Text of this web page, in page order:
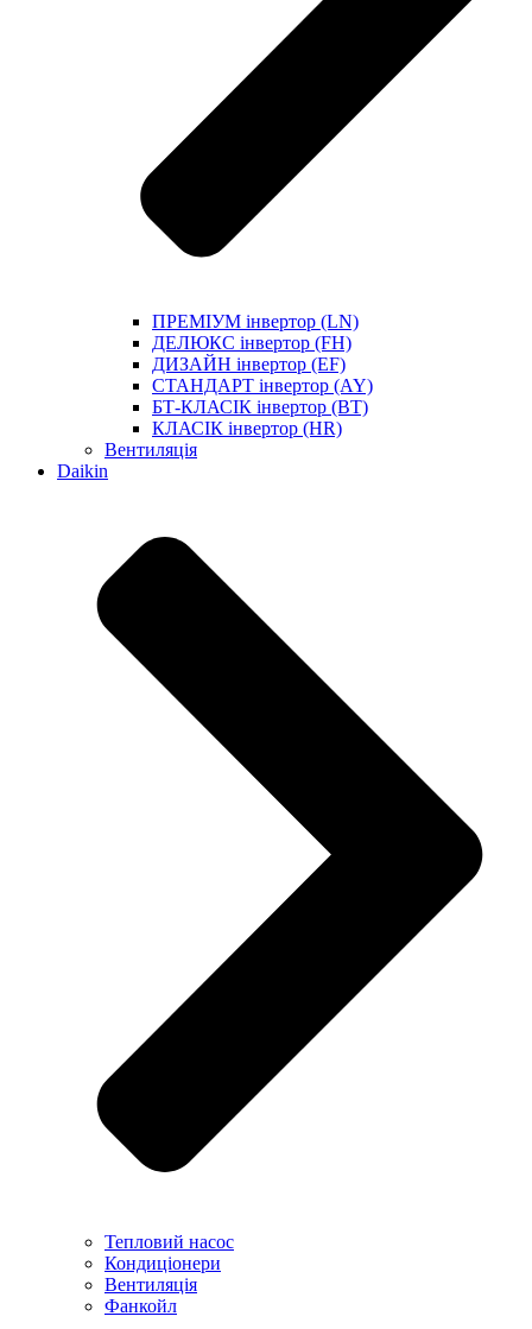
ПРЕМІУМ інвертор (LN)
ДЕЛЮКС інвертор (FH)
ДИЗАЙН інвертор (EF)
СТАНДАРТ інвертор (AY)
БТ-КЛАСІК інвертор (BT)
КЛАСІК інвертор (HR)
Вентиляція
Daikin
Тепловий насос
Кондиціонери
Вентиляція
Фанкойл